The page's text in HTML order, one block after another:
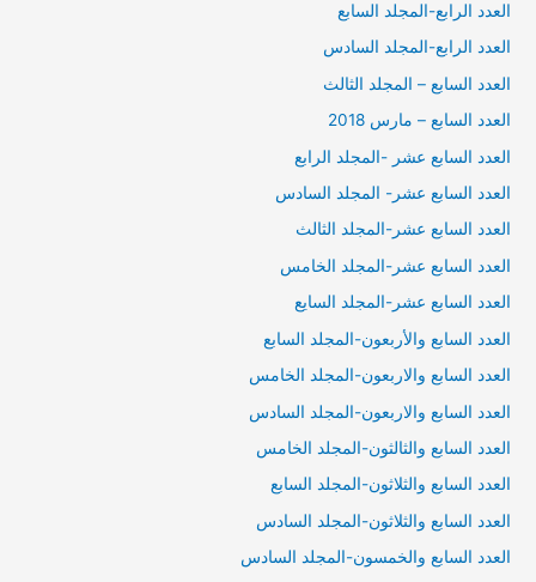
العدد الرابع-المجلد السابع
العدد الرابع-المجلد السادس
العدد السابع – المجلد الثالث
العدد السابع – مارس 2018
العدد السابع عشر -المجلد الرابع
العدد السابع عشر- المجلد السادس
العدد السابع عشر-المجلد الثالث
العدد السابع عشر-المجلد الخامس
العدد السابع عشر-المجلد السايع
العدد السابع والأربعون-المجلد السابع
العدد السابع والاربعون-المجلد الخامس
العدد السابع والاربعون-المجلد السادس
العدد السابع والثالثون-المجلد الخامس
العدد السابع والثلاثون-المجلد السابع
العدد السابع والثلاثون-المجلد السادس
العدد السابع والخمسون-المجلد السادس